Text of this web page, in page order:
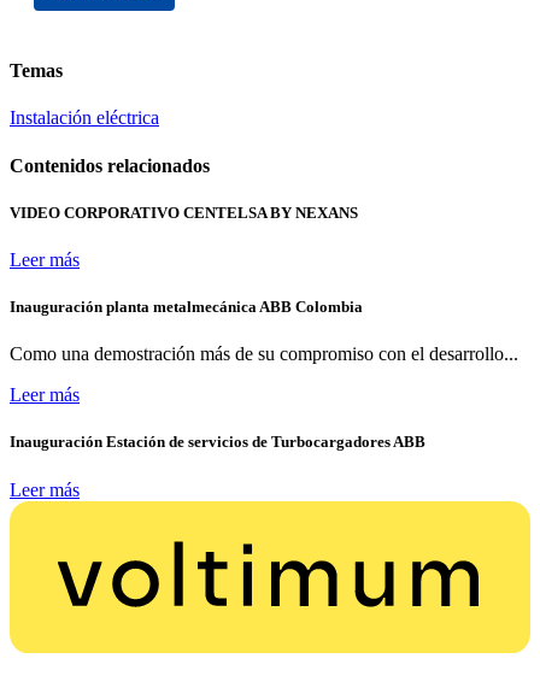
Temas
Instalación eléctrica
Contenidos relacionados
VIDEO CORPORATIVO CENTELSA BY NEXANS
Leer más
Inauguración planta metalmecánica ABB Colombia
Como una demostración más de su compromiso con el desarrollo...
Leer más
Inauguración Estación de servicios de Turbocargadores ABB
Leer más